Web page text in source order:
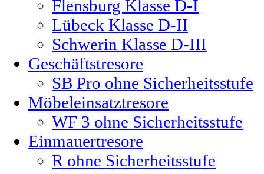
Flensburg Klasse D-I
Lübeck Klasse D-II
Schwerin Klasse D-III
Geschäftstresore
SB Pro ohne Sicherheitsstufe
Möbeleinsatztresore
WF 3 ohne Sicherheitsstufe
Einmauertresore
R ohne Sicherheitsstufe